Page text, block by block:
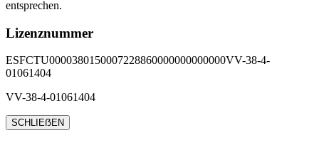
entsprechen.
Lizenznummer
ESFCTU0000380150007228860000000000000VV-38-4-
01061404
VV-38-4-01061404
SCHLIEẞEN